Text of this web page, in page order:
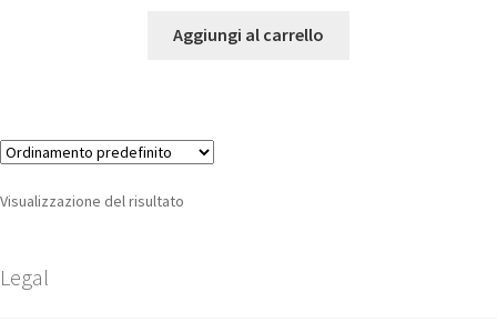
Aggiungi al carrello
Visualizzazione del risultato
Legal